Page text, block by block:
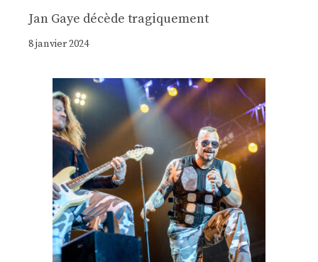
Jan Gaye décède tragiquement
8 janvier 2024